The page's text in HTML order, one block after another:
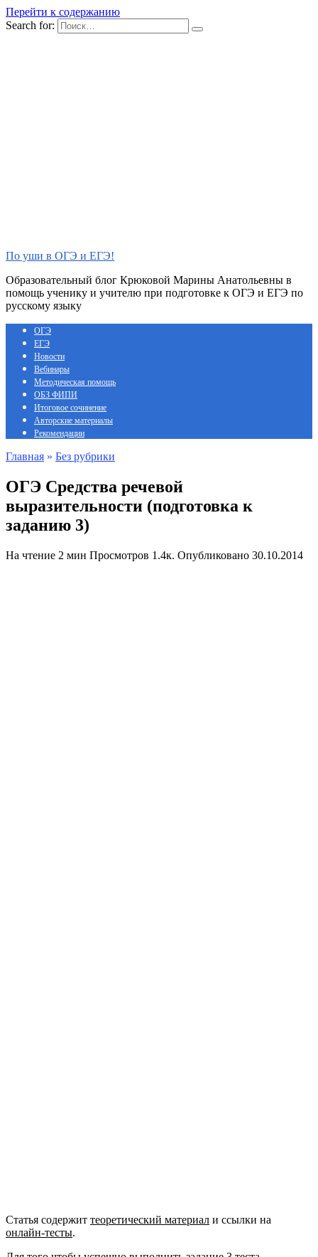
Перейти к содержанию
Search for:
По уши в ОГЭ и ЕГЭ!
Образовательный блог Крюковой Марины Анатольевны в
помощь ученику и учителю при подготовке к ОГЭ и ЕГЭ по
русскому языку
ОГЭ
ЕГЭ
Новости
Вебинары
Методическая помощь
ОБЗ ФИПИ
Итоговое сочинение
Авторские материалы
Рекомендации
Главная » Без рубрики
ОГЭ Средства речевой
выразительности (подготовка к
заданию 3)
На чтение 2 мин Просмотров 1.4к. Опубликовано 30.10.2014
Статья содержит теоретический материал и ссылки на
онлайн-тесты.